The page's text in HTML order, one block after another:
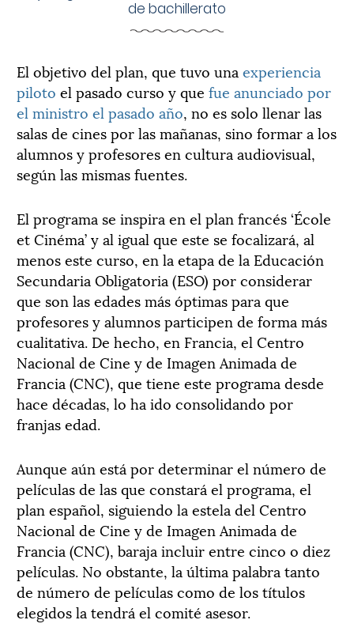
de bachillerato
El objetivo del plan, que tuvo una experiencia
piloto el pasado curso y que fue anunciado por
el ministro el pasado año, no es solo llenar las
salas de cines por las mañanas, sino formar a los
alumnos y profesores en cultura audiovisual,
según las mismas fuentes.
El programa se inspira en el plan francés ‘École
et Cinéma’ y al igual que este se focalizará, al
menos este curso, en la etapa de la Educación
Secundaria Obligatoria (ESO) por considerar
que son las edades más óptimas para que
profesores y alumnos participen de forma más
cualitativa. De hecho, en Francia, el Centro
Nacional de Cine y de Imagen Animada de
Francia (CNC), que tiene este programa desde
hace décadas, lo ha ido consolidando por
franjas edad.
Aunque aún está por determinar el número de
películas de las que constará el programa, el
plan español, siguiendo la estela del Centro
Nacional de Cine y de Imagen Animada de
Francia (CNC), baraja incluir entre cinco o diez
películas. No obstante, la última palabra tanto
de número de películas como de los títulos
elegidos la tendrá el comité asesor.